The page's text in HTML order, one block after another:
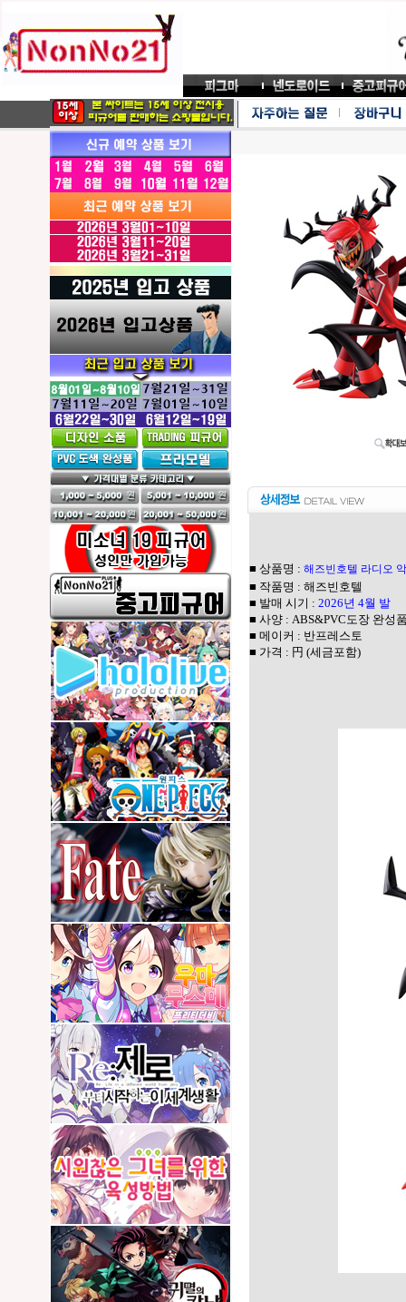
■ 상품명 : 해즈빈호텔 라디오
■ 작품명 : 해즈빈호텔
■ 발매 시기 : 2026년 4월 발
■ 사양 : ABS&PVC도장 완성
■ 메이커 : 반프레스토
■ 가격 : 円 (세금포함)